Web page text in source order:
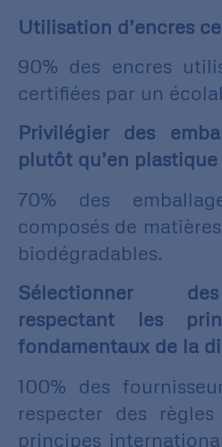
Utilisation d’encres
90% des encres
certifiées par un
Privilégier des
plutôt qu’en plastique
70% des
composés de
biodégradables.
Sélectionner
respectant les
fondamentaux de la
100% des
respecter des
principes